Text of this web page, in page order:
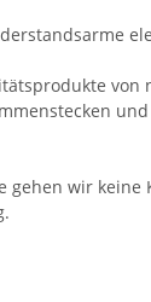
gehen wir keine